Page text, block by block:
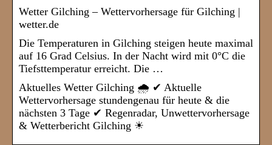
Wetter Gilching – Wettervorhersage für Gilching |
wetter.de
Die Temperaturen in Gilching steigen heute maximal
auf 16 Grad Celsius. In der Nacht wird mit 0°C die
Tiefsttemperatur erreicht. Die …
Aktuelles Wetter Gilching 🌧️ ✔ Aktuelle
Wettervorhersage stundengenau für heute & die
nächsten 3 Tage ✔ Regenradar, Unwettervorhersage
& Wetterbericht Gilching ☀